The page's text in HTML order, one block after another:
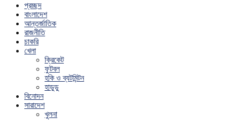
প্রচ্ছদ
বাংলাদেশ
আন্তর্জাতিক
রাজনীতি
চাকরি
খেলা
ক্রিকেট
ফুটবল
হকি ও ব্যটমিন্টন
হাডুডু
বিনোদন
সারাদেশ
খুলনা